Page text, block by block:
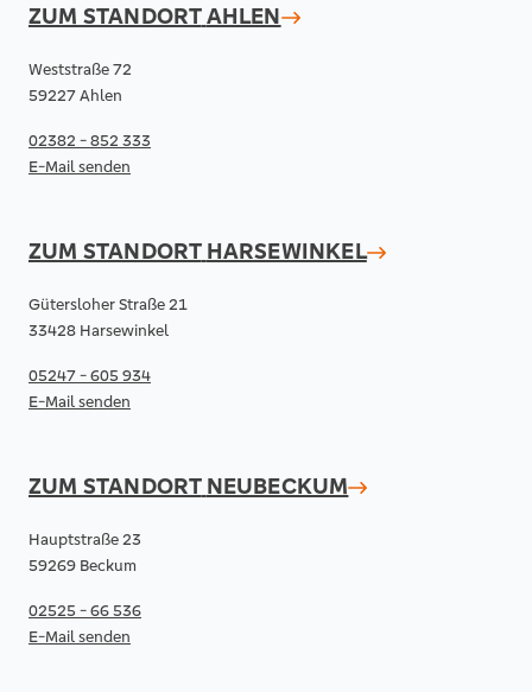
ZUM STANDORTAHLEN
Weststraße 72
59227 Ahlen
02382 - 852 333
E-Mail senden
ZUM STANDORT HARSEWINKEL
Gütersloher Straße 21
33428 Harsewinkel
05247 - 605 934
E-Mail senden
ZUM STANDORT NEUBECKUM
Hauptstraße 23
59269 Beckum
02525 - 66 536
E-Mail senden